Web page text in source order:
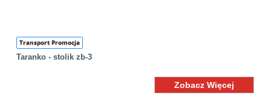
Transport Promocja
Taranko - stolik zb-3
Zobacz Więcej